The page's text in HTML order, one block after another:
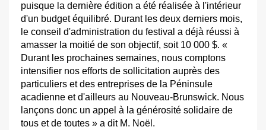
puisque la dernière édition a été réalisée à l'intérieur
d'un budget équilibré. Durant les deux derniers mois,
le conseil d'administration du festival a déjà réussi à
amasser la moitié de son objectif, soit 10 000 $. «
Durant les prochaines semaines, nous comptons
intensifier nos efforts de sollicitation auprès des
particuliers et des entreprises de la Péninsule
acadienne et d'ailleurs au Nouveau-Brunswick. Nous
lançons donc un appel à la générosité solidaire de
tous et de toutes » a dit M. Noël.